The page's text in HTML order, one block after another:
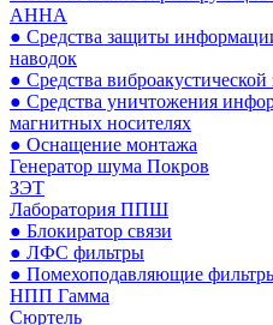
АННА
● Средства защиты
наводок
● Средства
● Средства уничтожения
магнитных носителях
● Оснащение монтажа
Генератор шума Покров
ЗЭТ
Лаборатория ППШ
● Блокиратор связи
● ЛФС фильтры
● Помехоподавляющие
НПП Гамма
Сюртель